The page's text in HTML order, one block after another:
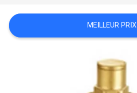
CITATION
MEILLEUR PRIX